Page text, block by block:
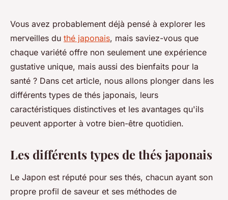
Découvrez les variétés de thés
japonais et leurs atouts santé
Lana•4 février 2025•8 min de lecture
Vous avez probablement déjà pensé à explorer les
merveilles du thé japonais, mais saviez-vous que
chaque variété offre non seulement une expérience
gustative unique, mais aussi des bienfaits pour la
santé ? Dans cet article, nous allons plonger dans les
différents types de thés japonais, leurs
caractéristiques distinctives et les avantages qu'ils
peuvent apporter à votre bien-être quotidien.
Les différents types de thés japonais
Le Japon est réputé pour ses thés, chacun ayant son
propre profil de saveur et ses méthodes de